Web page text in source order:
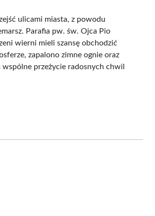
ulicami miasta, z powodu
Parafia pw. św. Ojca Pio
wierni mieli szansę obchodzić
zapalono zimne ognie oraz
przeżycie radosnych chwil